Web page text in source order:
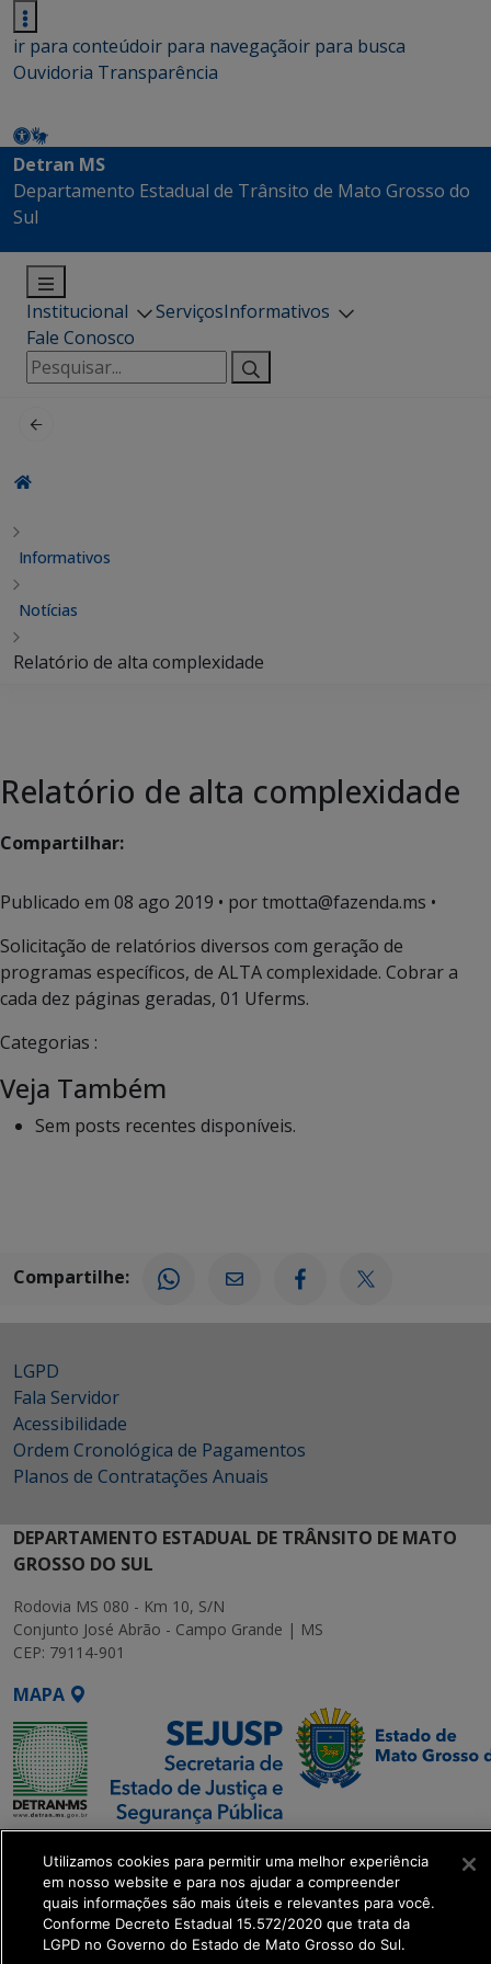
ir para conteúdoir para navegaçãoir para busca
Ouvidoria Transparência
Detran MS
Departamento Estadual de Trânsito de Mato Grosso do
Sul
Institucional ServiçosInformativos
Fale Conosco
Pesquisar
por:
Informativos
Notícias
Relatório de alta complexidade
Relatório de alta complexidade
Compartilhar:
Publicado em 08 ago 2019 • por tmotta@fazenda.ms •
Solicitação de relatórios diversos com geração de
programas específicos, de ALTA complexidade. Cobrar a
cada dez páginas geradas, 01 Uferms.
Categorias :
Veja Também
Sem posts recentes disponíveis.
Compartilhe:
LGPD
Fala Servidor
Acessibilidade
Ordem Cronológica de Pagamentos
Planos de Contratações Anuais
DEPARTAMENTO ESTADUAL DE TRÂNSITO DE MATO
GROSSO DO SUL
Rodovia MS 080 - Km 10, S/N
Conjunto José Abrão - Campo Grande | MS
CEP: 79114-901
MAPA
SETDIG | Secretaria-
Executiva de
Transformação Digital
Utilizamos cookies para permitir uma melhor experiência
em nosso website e para nos ajudar a compreender
quais informações são mais úteis e relevantes para você.
Conforme Decreto Estadual 15.572/2020 que trata da
LGPD no Governo do Estado de Mato Grosso do Sul.